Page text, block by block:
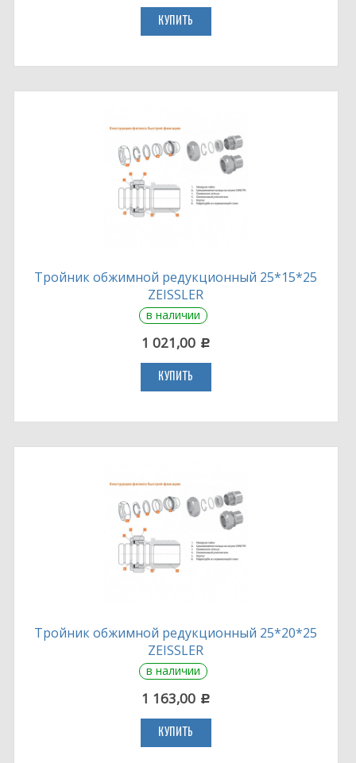
КУПИТЬ
Тройник обжимной редукционный 25*15*25
ZEISSLER
в наличии
1 021,00 c
КУПИТЬ
Тройник обжимной редукционный 25*20*25
ZEISSLER
в наличии
1 163,00 c
КУПИТЬ